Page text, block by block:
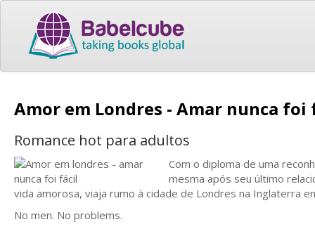
Amor em Londres - Amar nunca
Romance hot para adultos
Com o diploma de uma
mesma após seu último
vida amorosa, viaja rumo à cidade de Londres na Inglaterra
No men. No problems.